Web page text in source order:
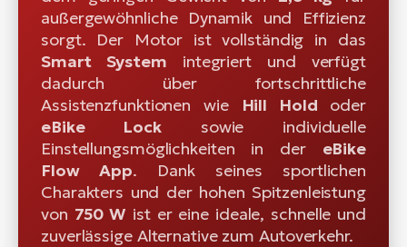
außergewöhnliche Dynamik und Effizienz
sorgt. Der Motor ist vollständig in das
Smart System integriert und verfügt
dadurch über fortschrittliche
Assistenzfunktionen wie
Hill Hold oder
eBike Locksowie individuelle
Einstellungsmöglichkeiten in der eBike
Flow App. Dank seines sportlichen
Charakters und der hohen Spitzenleistung
von 750 W ist er eine ideale, schnelle und
zuverlässige Alternative zum Autoverkehr.